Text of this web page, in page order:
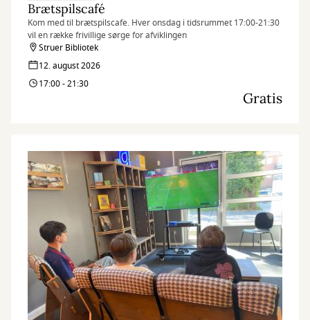
Brætspilscafé
Kom med til brætspilscafe. Hver onsdag i tidsrummet 17:00-21:30
vil en række frivillige sørge for afviklingen
Struer Bibliotek
12. august 2026
17:00 - 21:30
Gratis